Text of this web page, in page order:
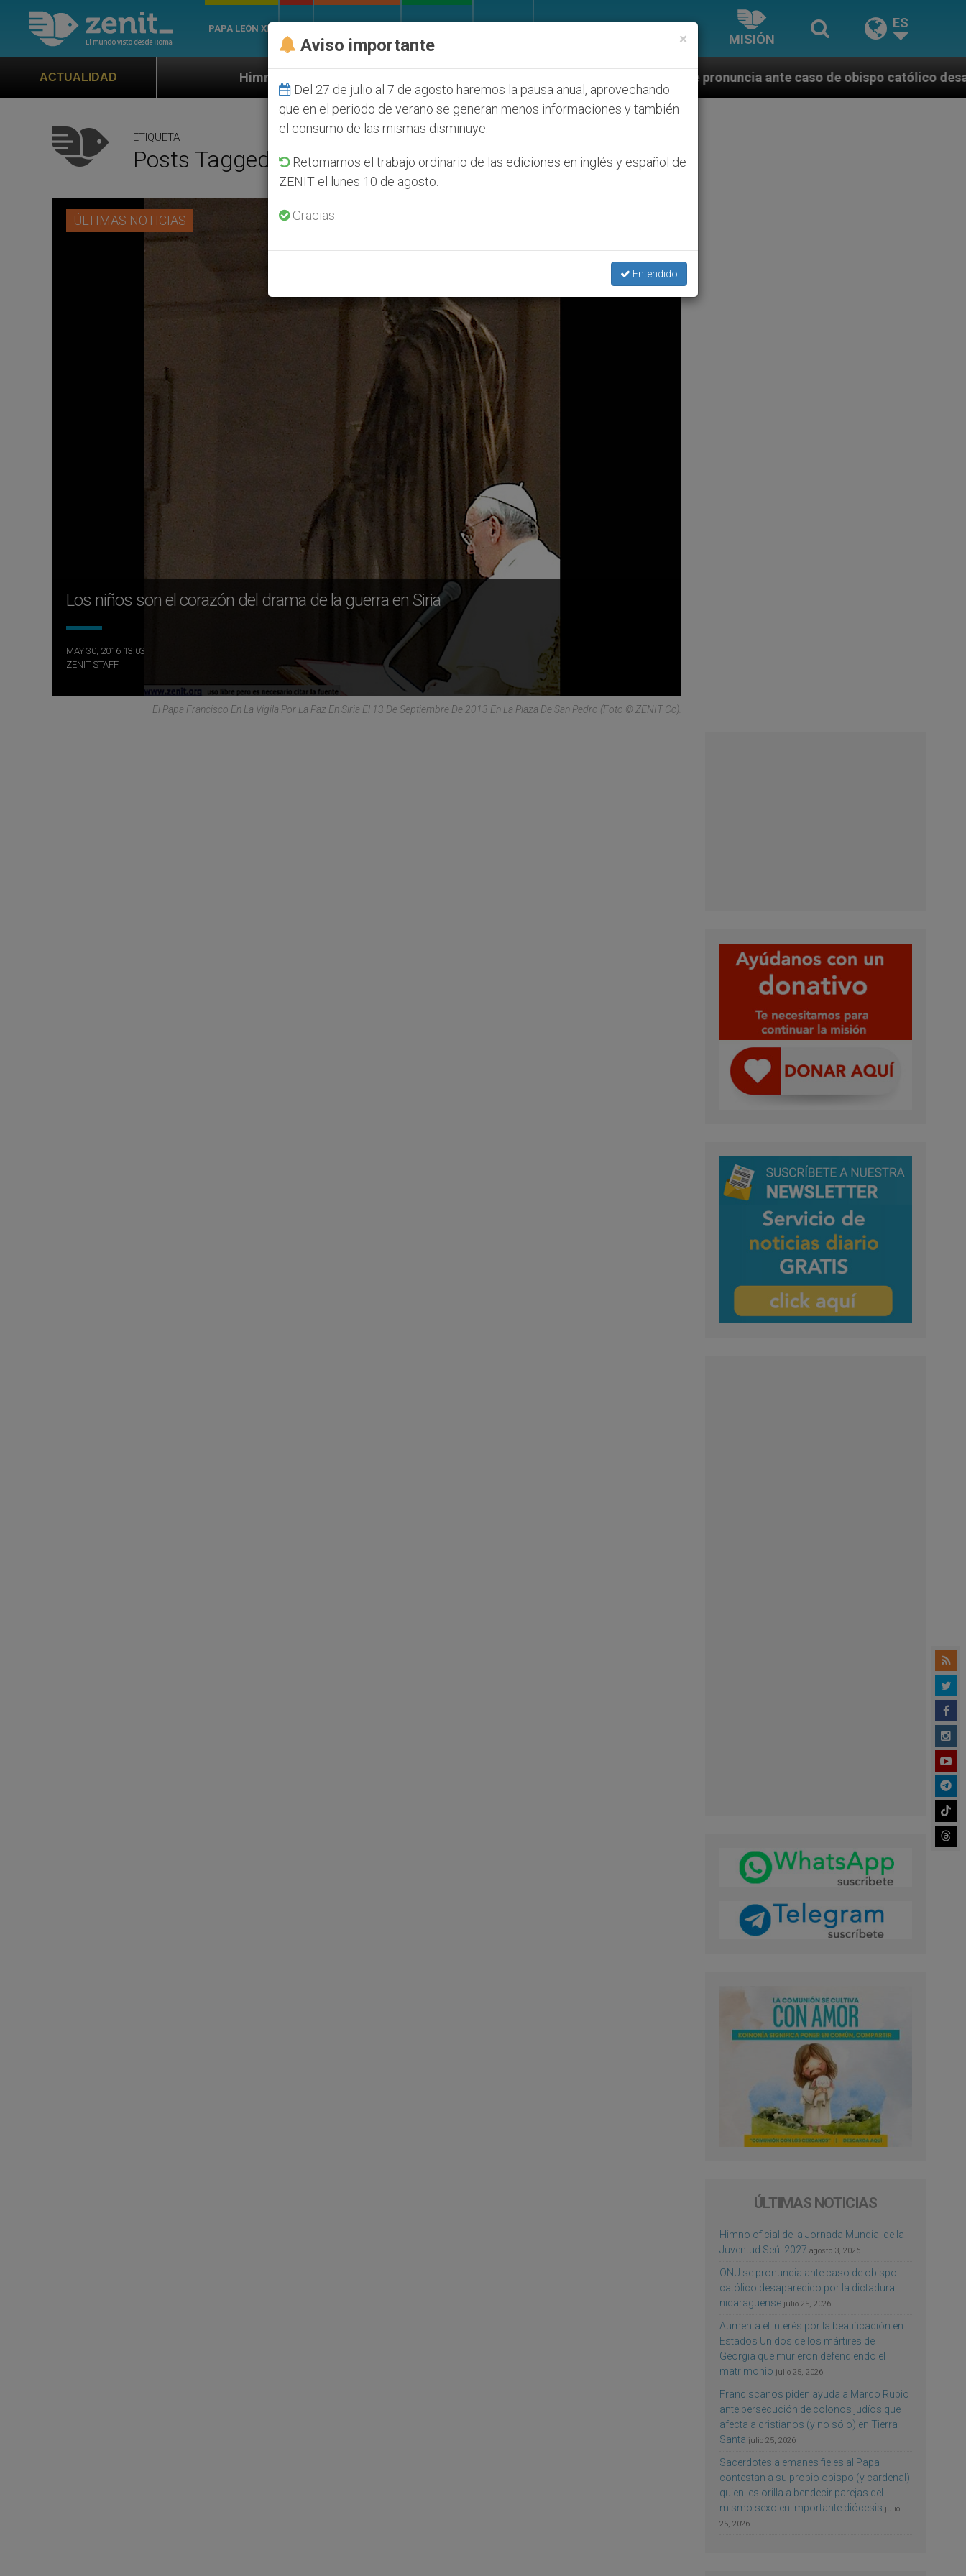
PAPA LEÓN XIV
MISIÓN
ES
ACTUALIDADHimno oficial de la Jornada Mundial de la Juventud Seúl 2027 ONU se pronuncia ante caso de obispo católico desaparecido por la
ETIQUETA
Posts Tagged ‘oración Niños’
ÚLTIMAS NOTICIAS
Los niños son el corazón del drama de la guerra en Siria
MAY 30, 2016 13:03
ZENIT STAFF
El Papa Francisco En La Vigila Por La Paz En Siria El 13 De Septiembre De 2013 En La Plaza De San Pedro (Foto © ZENIT Cc).
ÚLTIMAS NOTICIAS
Himno oficial de la Jornada Mundial de la
Juventud Seúl 2027 agosto 3, 2026
ONU se pronuncia ante caso de obispo
católico desaparecido por la dictadura
nicaragüense julio 25, 2026
Aumenta el interés por la beatificación en
Estados Unidos de los mártires de
Georgia que murieron defendiendo el
matrimonio julio 25, 2026
Franciscanos piden ayuda a Marco Rubio
ante persecución de colonos judíos que
afecta a cristianos (y no sólo) en Tierra
Santa julio 25, 2026
Sacerdotes alemanes fieles al Papa
contestan a su propio obispo (y cardenal)
quien les orilla a bendecir parejas del
mismo sexo en importante diócesis julio
25, 2026
×
Aviso importante
Del 27 de julio al 7 de agosto haremos la pausa anual, aprovechando
que en el periodo de verano se generan menos informaciones y también
el consumo de las mismas disminuye.
Retomamos el trabajo ordinario de las ediciones en inglés y español de
ZENIT el lunes 10 de agosto.
Gracias.
Entendido